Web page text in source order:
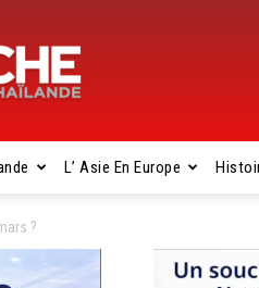
L’ Asie En Europe
?